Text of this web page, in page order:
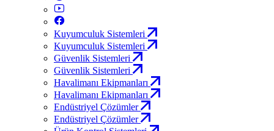
Kuyumculuk Sistemleri
Kuyumculuk Sistemleri
Güvenlik Sistemleri
Güvenlik Sistemleri
Havalimanı Ekipmanları
Havalimanı Ekipmanları
Endüstriyel Çözümler
Endüstriyel Çözümler